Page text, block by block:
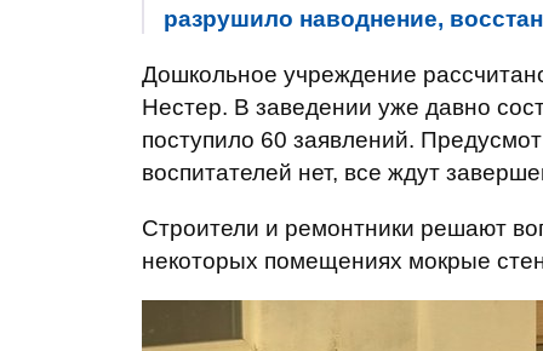
разрушило наводнение,
Дошкольное учреждение
Нестер. В заведении уже давно
поступило 60 заявлений.
воспитателей нет, все ждут
Строители и ремонтники решают
некоторых помещениях мокрые